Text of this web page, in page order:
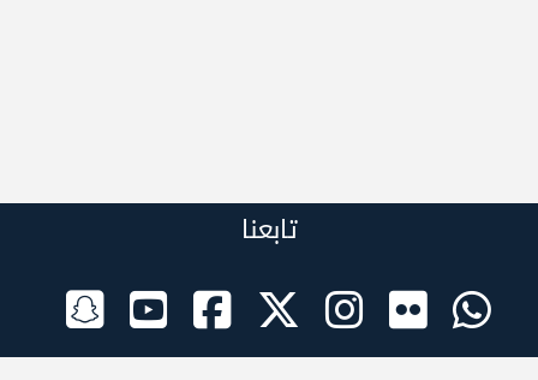
تابعنا